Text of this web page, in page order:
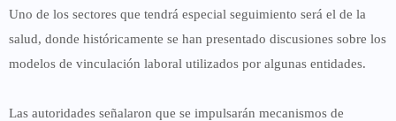
Uno de los sectores que tendrá especial seguimiento será el de la
salud, donde históricamente se han presentado discusiones sobre los
modelos de vinculación laboral utilizados por algunas entidades.
Las autoridades señalaron que se impulsarán mecanismos de